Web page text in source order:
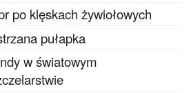
po klęskach żywiołowych
pułapka
w światowym